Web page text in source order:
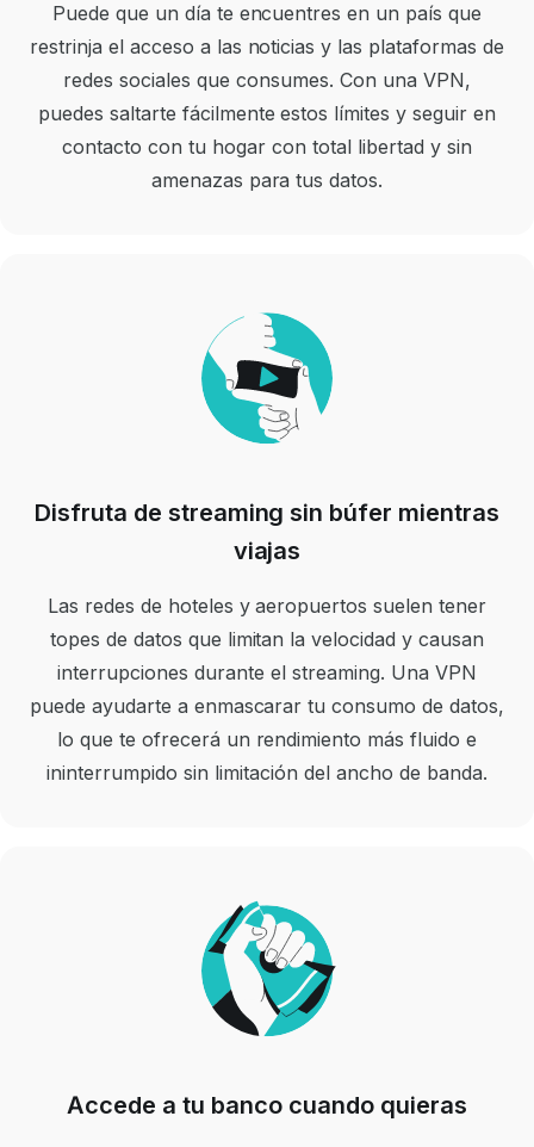
Puede que un día te encuentres en un país que
restrinja el acceso a las noticias y las plataformas de
redes sociales que consumes. Con una VPN,
puedes saltarte fácilmente estos límites y seguir en
contacto con tu hogar con total libertad y sin
amenazas para tus datos.
Disfruta de streaming sin búfer mientras
viajas
Las redes de hoteles y aeropuertos suelen tener
topes de datos que limitan la velocidad y causan
interrupciones durante el streaming. Una VPN
puede ayudarte a enmascarar tu consumo de datos,
lo que te ofrecerá un rendimiento más fluido e
ininterrumpido sin limitación del ancho de banda.
Accede a tu banco cuando quieras